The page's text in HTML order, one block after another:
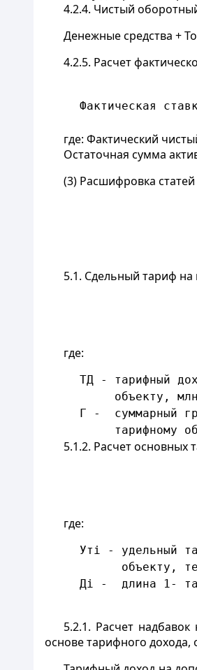
4.2.4. Чистый
Денежные средства +
4.2.5. Расчет
Фактическая
где: Фактический
Остаточная сумма
(3) Расшифровка
5.1. Сдельный тариф на
УТi=
где:
ТД - тарифный доход
объекту, млн.
Г -  суммарный
тарифному
5.1.2. Расчет основных
Утi
Тi=
где:
Утi - удельный
объекту, тенге
Дi -  длина 1-
5.2.1. Расчет
основе тарифного